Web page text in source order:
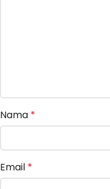
Nama *
Email *